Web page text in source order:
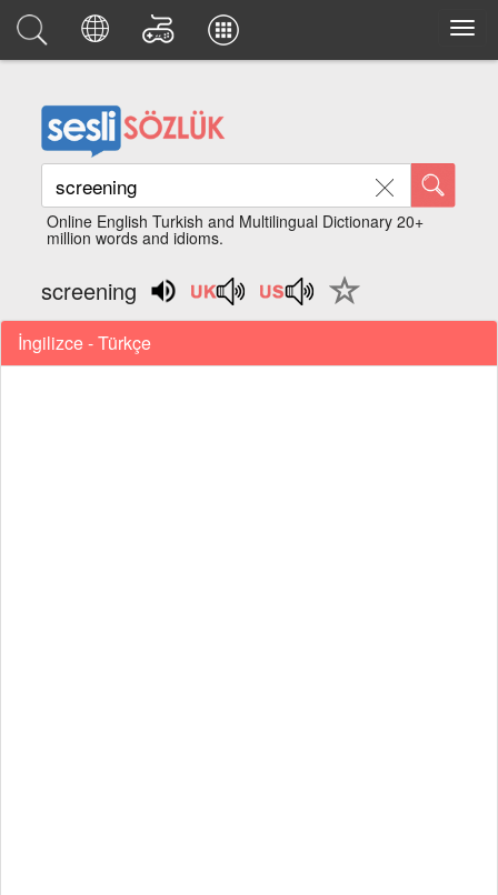
Online English Turkish and Multilingual Dictionary 20+
million words and idioms.
screening
İngilizce - Türkçe